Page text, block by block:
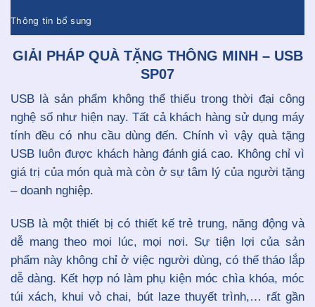
Thông tin bổ sung
GIẢI PHÁP QUÀ TẶNG THÔNG MINH – USB
SP07
USB là sản phẩm không thể thiếu trong thời đại công
nghệ số như hiện nay. Tất cả khách hàng sử dụng máy
tính đều có nhu cầu dùng đến. Chính vì vậy quà tặng
USB luôn được khách hàng đánh giá cao. Không chỉ vì
giá trị của món quà mà còn ở sự tâm lý của người tặng
– doanh nghiệp.
USB là một thiết bị có thiết kế trẻ trung, năng động và
dễ mang theo mọi lúc, mọi nơi. Sự tiện lợi của sản
phẩm này không chỉ ở việc người dùng, có thể tháo lắp
dễ dàng. Kết hợp nó làm phụ kiện móc chìa khóa, móc
túi xách, khui vỏ chai, bút laze thuyết trình,… rất gần